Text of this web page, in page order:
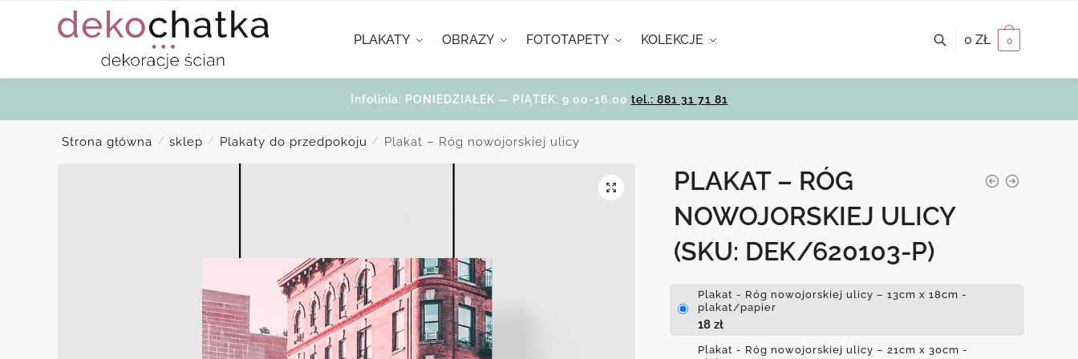
PLAKATY OBRAZY FOTOTAPETY KOLEKCJE 0 ZŁ 0
Infolinia: PONIEDZIAŁEK — PIĄTEK: 9.00-16.00 tel.: 881 31 71 81
Strona główna / sklep / Plakaty do przedpokoju / Plakat – Róg nowojorskiej ulicy
PLAKAT – RÓG
NOWOJORSKIEJ ULICY
(SKU: DEK/620103-P)
Plakat - Róg nowojorskiej ulicy – 13cm x 18cm -
plakat/papier
18 zł
Plakat - Róg nowojorskiej ulicy – 21cm x 30cm -